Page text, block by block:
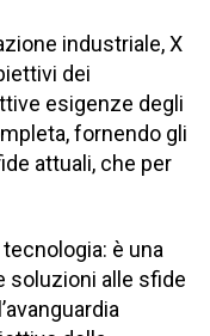
industriale, X
dei
esigenze degli
fornendo gli
attuali, che per
è una
soluzioni alle sfide